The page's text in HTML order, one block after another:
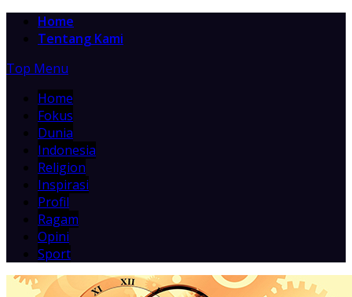
Home
Tentang Kami
Top Menu
Home
Fokus
Dunia
Indonesia
Religion
Inspirasi
Profil
Ragam
Opini
Sport